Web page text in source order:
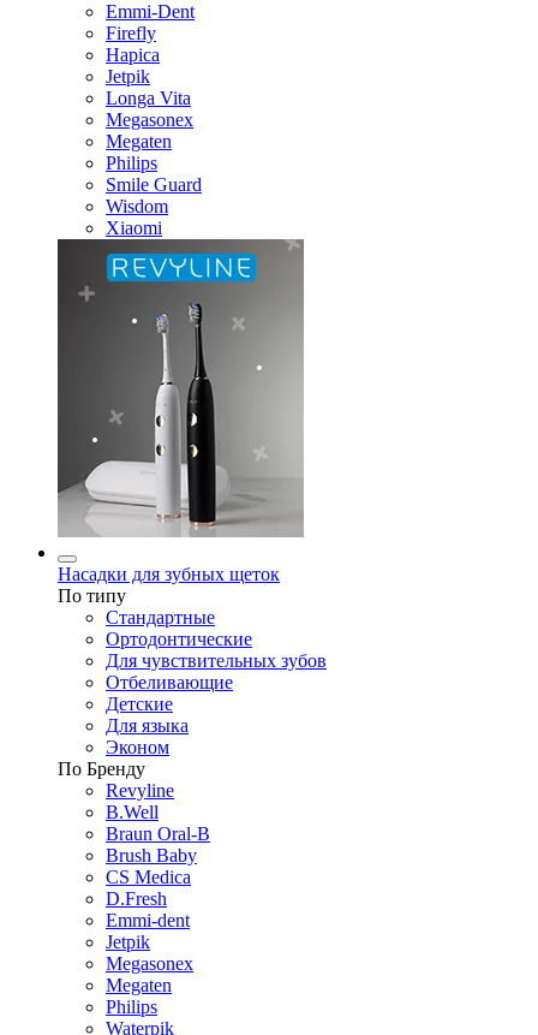
Emmi-Dent
Firefly
Hapica
Jetpik
Longa Vita
Megasonex
Megaten
Philips
Smile Guard
Wisdom
Xiaomi
Насадки для зубных щеток
По типу
Стандартные
Ортодонтические
Для чувствительных зубов
Отбеливающие
Детские
Для языка
Эконом
По Бренду
Revyline
B.Well
Braun Oral-B
Brush Baby
CS Medica
D.Fresh
Emmi-dent
Jetpik
Megasonex
Megaten
Philips
Waterpik